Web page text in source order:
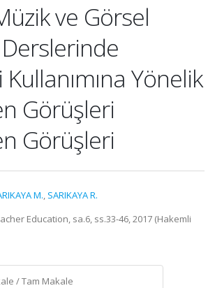
ve Görsel
Yönelik
Görüşleri
Görüşleri
M., SARIKAYA R.
Education, sa.6, ss.33-46, 2017 (Hakemli
/ Tam Makale